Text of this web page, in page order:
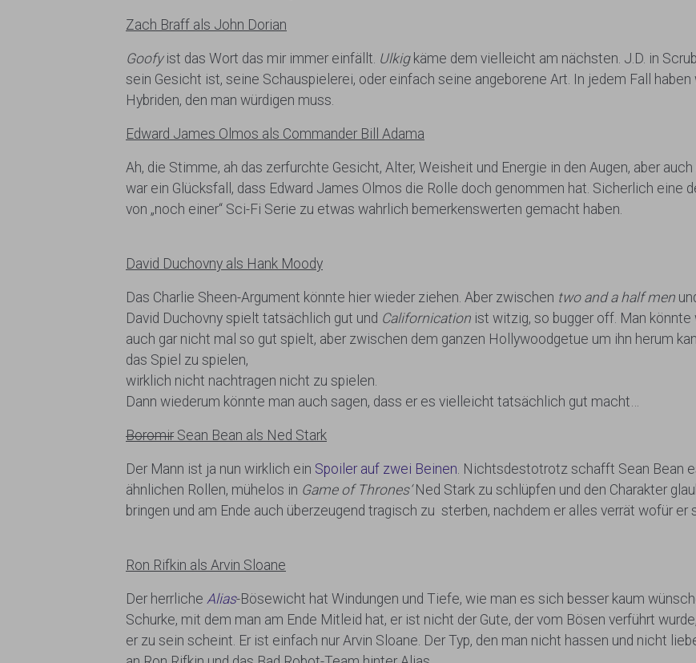
Zach Braff als John Dorian
Goofy ist das Wort das mir immer einfällt. Ulkigkäme dem vielleicht am nächsten. J.D. in
sein Gesicht ist, seine Schauspielerei, oder einfach seine angeborene Art. In jedem Fall
Hybriden, den man würdigen muss.
Edward James Olmos als Commander Bill Adama
Ah, die Stimme, ah das zerfurchte Gesicht, Alter, Weisheit und Energie in den Augen, aber
war ein Glücksfall, dass Edward James Olmos die Rolle doch genommen hat. Sicherlich eine
von „noch einer“ Sci-Fi Serie zu etwas wahrlich bemerkenswerten gemacht haben.
David Duchovny als Hank Moody
Das Charlie Sheen-Argument könnte hier wieder ziehen. Aber zwischen two and a half men
David Duchovny spielt tatsächlich gut und Californication ist witzig, so bugger off. Man
auch gar nicht mal so gut spielt, aber zwischen dem ganzen Hollywoodgetue um ihn herum
das Spiel zu spielen,
wirklich nicht nachtragen nicht zu spielen.
Dann wiederum könnte man auch sagen, dass er es vielleicht tatsächlich gut macht…
Boromir Sean Bean als Ned Stark
Der Mann ist ja nun wirklich ein Spoiler auf zwei Beinen. Nichtsdestotrotz schafft Sean Bean
ähnlichen Rollen, mühelos in Game of Thrones‘Ned Stark zu schlüpfen und den Charakter
bringen und am Ende auch überzeugend tragisch zu sterben, nachdem er alles verrät wofür er
Ron Rifkin als Arvin Sloane
Der herrliche Alias-Bösewicht hat Windungen und Tiefe, wie man es sich besser kaum
Schurke, mit dem man am Ende Mitleid hat, er ist nicht der Gute, der vom Bösen verführt
er zu sein scheint. Er ist einfach nur Arvin Sloane. Der Typ, den man nicht hassen und nicht